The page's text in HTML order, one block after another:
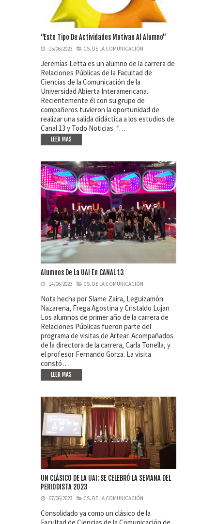
“Este Tipo De Actividades Motivan Al Alumno”
15/06/2023 CS. DE LA COMUNICACIÓN
Jeremías Letta es un alumno de la carrera de
Relaciones Públicas de la Facultad de
Ciencias de la Comunicación de la
Universidad Abierta Interamericana.
Recientemente él con su grupo de
compañeros tuvieron la oportunidad de
realizar una salida didáctica a los estudios de
Canal 13 y Todo Noticias. “…
LEER MAS
Alumnos De La UAI En CANAL 13
14/06/2023 CS. DE LA COMUNICACIÓN
Nota hecha por Slame Zaira, Leguizamón
Nazarena, Frega Agostina y Cristaldo Lujan
Los alumnos de primer año de la carrera de
Relaciones Públicas fueron parte del
programa de visitas de Artear. Acompañados
de la directora de la carrera, Carla Tonella, y
el profesor Fernando Gorza. La visita
constó…
LEER MAS
UN CLÁSICO DE LA UAI: SE CELEBRÓ LA SEMANA DEL
PERIODISTA 2023
07/06/2023 CS. DE LA COMUNICACIÓN
Consolidado ya como un clásico de la